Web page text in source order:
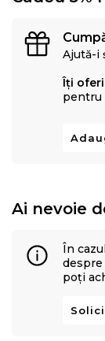
Ajută-i
Îți
pentru
Ai nevoie
În
despre
poți